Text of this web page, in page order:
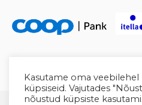
© 2026 Cool Crystal OÜ //
Kasutame oma veebilehel
küpsiseid. Vajutades
nõustud küpsiste